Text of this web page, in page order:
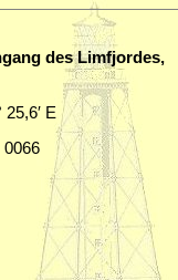
des Limfjordes,
E
0066